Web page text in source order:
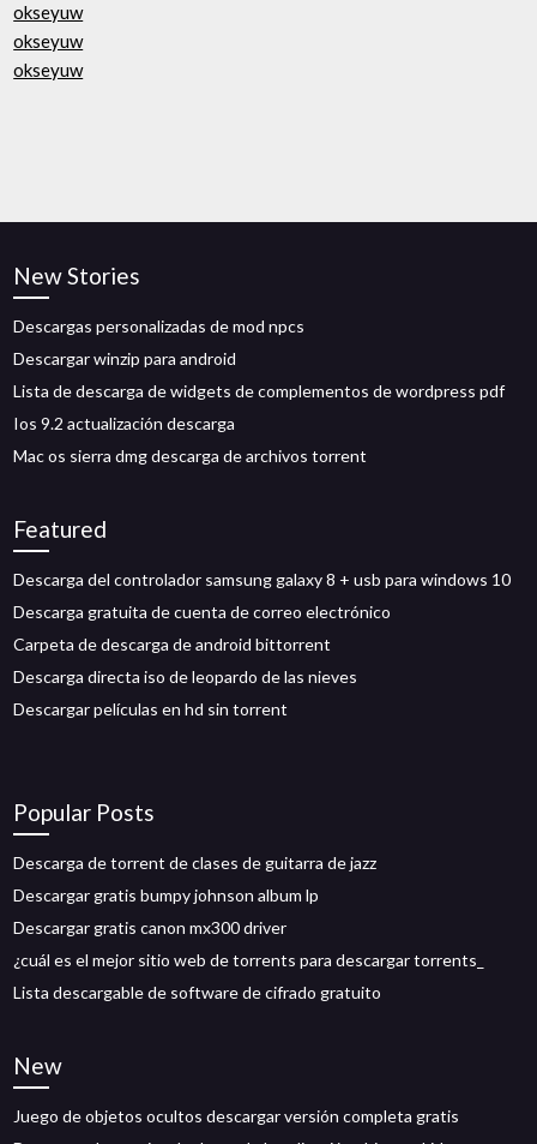
okseyuw
okseyuw
okseyuw
New Stories
Descargas personalizadas de mod npcs
Descargar winzip para android
Lista de descarga de widgets de complementos de wordpress pdf
Ios 9.2 actualización descarga
Mac os sierra dmg descarga de archivos torrent
Featured
Descarga del controlador samsung galaxy 8 + usb para windows 10
Descarga gratuita de cuenta de correo electrónico
Carpeta de descarga de android bittorrent
Descarga directa iso de leopardo de las nieves
Descargar películas en hd sin torrent
Popular Posts
Descarga de torrent de clases de guitarra de jazz
Descargar gratis bumpy johnson album lp
Descargar gratis canon mx300 driver
¿cuál es el mejor sitio web de torrents para descargar torrents_
Lista descargable de software de cifrado gratuito
New
Juego de objetos ocultos descargar versión completa gratis